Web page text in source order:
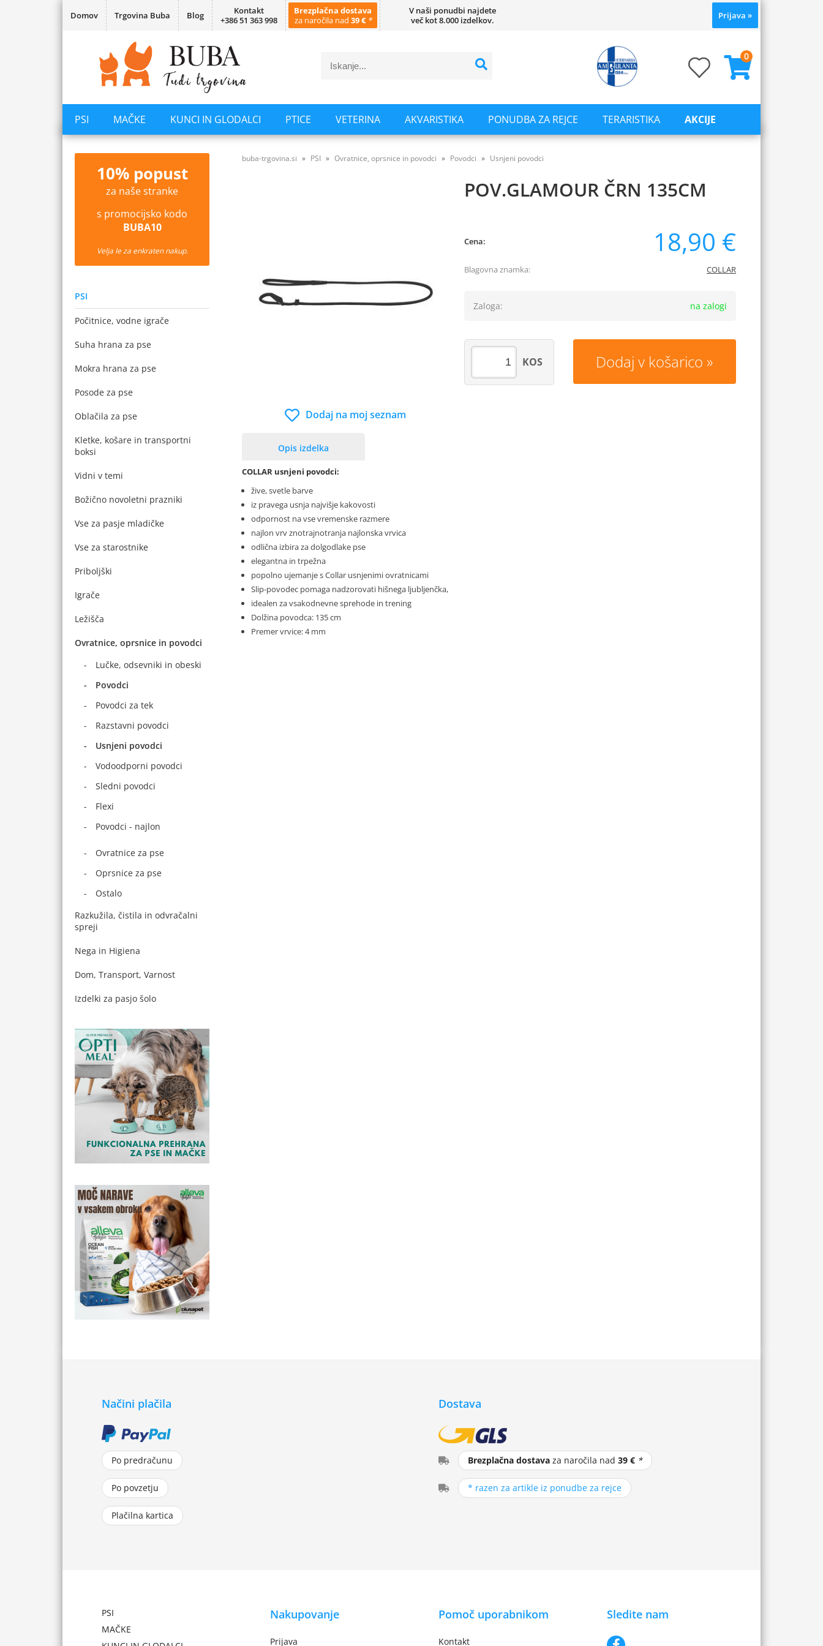
Domov Trgovina Buba Blog
Kontakt
+386 51 363 998
Brezplačna dostava
za naročila nad 39 € *
V naši ponudbi najdete
več kot 8.000 izdelkov.
Prijava »
0
PSI MAČKE KUNCI IN GLODALCI PTICE VETERINA AKVARISTIKA PONUDBA ZA REJCE TERARISTIKA AKCIJE
10% popust
za naše stranke
s promocijsko kodo
BUBA10
Velja le za enkraten nakup.
PSI
Počitnice, vodne igrače
Suha hrana za pse
Mokra hrana za pse
Posode za pse
Oblačila za pse
Kletke, košare in transportni
boksi
Vidni v temi
Božično novoletni prazniki
Vse za pasje mladičke
Vse za starostnike
Priboljški
Igrače
Ležišča
Ovratnice, oprsnice in povodci
Lučke, odsevniki in obeski
Povodci
Povodci za tek
Razstavni povodci
Usnjeni povodci
Vodoodporni povodci
Sledni povodci
Flexi
Povodci - najlon
Ovratnice za pse
Oprsnice za pse
Ostalo
Razkužila, čistila in odvračalni
spreji
Nega in Higiena
Dom, Transport, Varnost
Izdelki za pasjo šolo
buba-trgovina.si PSI Ovratnice, oprsnice in povodci Povodci Usnjeni povodci
POV.GLAMOUR ČRN 135CM
Dodaj na moj seznam
Cena: 18,90 €
Blagovna znamka: COLLAR
Zaloga: na zalogi
Dodaj v košarico
KOS
Opis izdelka
COLLAR usnjeni povodci:
žive, svetle barve
iz pravega usnja najvišje kakovosti
odpornost na vse vremenske razmere
najlon vrv znotrajnotranja najlonska vrvica
odlična izbira za dolgodlake pse
elegantna in trpežna
popolno ujemanje s Collar usnjenimi ovratnicami
Slip-povodec pomaga nadzorovati hišnega ljubljenčka,
idealen za vsakodnevne sprehode in trening
Dolžina povodca: 135 cm
Premer vrvice: 4 mm
Načini plačila
Po predračunu
Po povzetju
Plačilna kartica
Dostava
Brezplačna dostavaza naročila nad 39 € *
* razen za artikle iz ponudbe za rejce
PSI
MAČKE
Nakupovanje
Prijava
Pomoč uporabnikom
Kontakt
Sledite nam